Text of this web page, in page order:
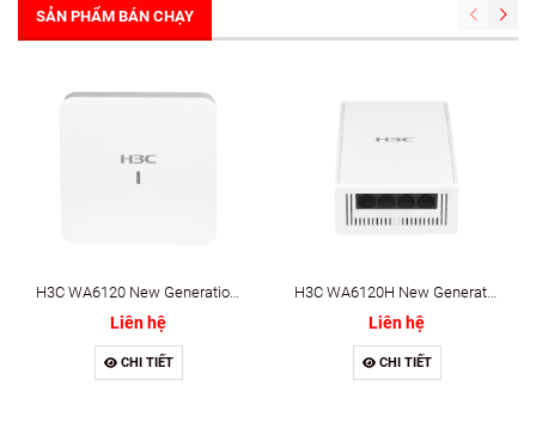
SẢN PHẨM BÁN CHẠY
H3C WA6120 New Generation Access Point
Liên hệ
CHI TIẾT
H3C WA6120H New Generation Wall-Plate Access Point
Liên hệ
CHI TIẾT